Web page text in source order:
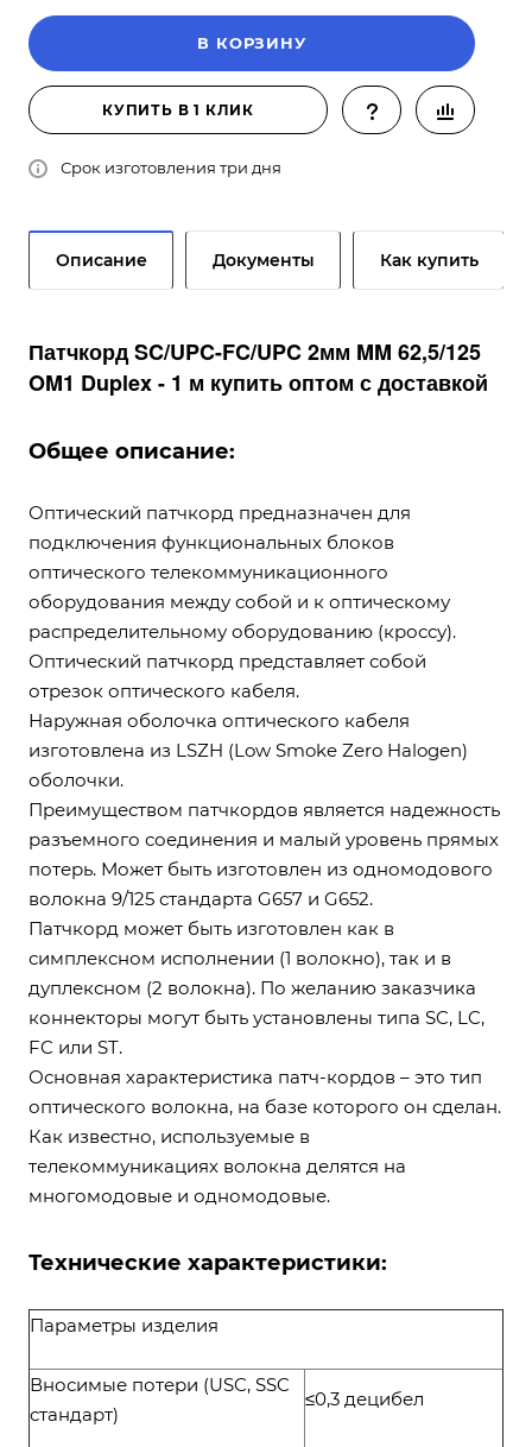
В КОРЗИНУ
КУПИТЬ В 1 КЛИК
Срок изготовления три дня
Описание Документы Как купить
Патчкорд SC/UPC-FC/UPC 2мм MM 62,5/125
OM1 Duplex - 1 м купить оптом с доставкой
Общее описание:
Оптический патчкорд предназначен для
подключения функциональных блоков
оптического телекоммуникационного
оборудования между собой и к оптическому
распределительному оборудованию (кроссу).
Оптический патчкорд представляет собой
отрезок оптического кабеля.
Наружная оболочка оптического кабеля
изготовлена из LSZH (Low Smoke Zero Halogen)
оболочки.
Преимуществом патчкордов является надежность
разъемного соединения и малый уровень прямых
потерь. Может быть изготовлен из одномодового
волокна 9/125 стандарта G657 и G652.
Патчкорд может быть изготовлен как в
симплексном исполнении (1 волокно), так и в
дуплексном (2 волокна). По желанию заказчика
коннекторы могут быть установлены типа SC, LC,
FC или ST.
Основная характеристика патч-кордов – это тип
оптического волокна, на базе которого он сделан.
Как известно, используемые в
телекоммуникациях волокна делятся на
многомодовые и одномодовые.
Технические характеристики:
Параметры изделия
Вносимые потери (USC, SSC
стандарт)
≤0,3 децибел